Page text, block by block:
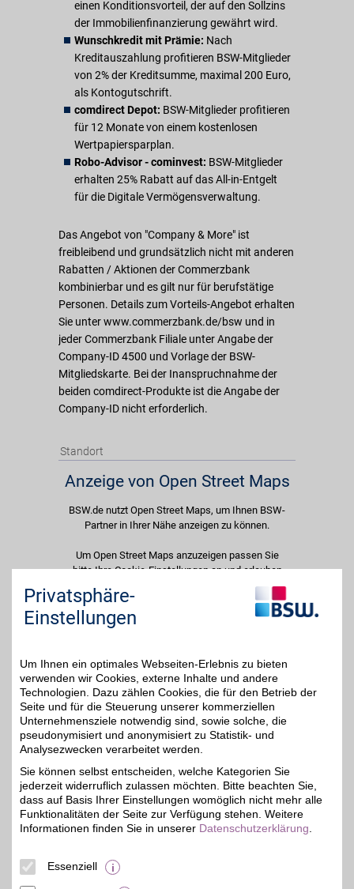
einen Konditionsvorteil, der auf den Sollzins
der Immobilienfinanzierung gewährt wird.
Wunschkredit mit Prämie: Nach
Kreditauszahlung profitieren BSW-Mitglieder
von 2% der Kreditsumme, maximal 200 Euro,
als Kontogutschrift.
comdirect Depot: BSW-Mitglieder profitieren
für 12 Monate von einem kostenlosen
Wertpapiersparplan.
Robo-Advisor - cominvest: BSW-Mitglieder
erhalten 25% Rabatt auf das All-in-Entgelt
für die Digitale Vermögensverwaltung.
Das Angebot von "Company & More" ist
freibleibend und grundsätzlich nicht mit anderen
Rabatten / Aktionen der Commerzbank
kombinierbar und es gilt nur für berufstätige
Personen. Details zum Vorteils-Angebot erhalten
Sie unter www.commerzbank.de/bsw und in
jeder Commerzbank Filiale unter Angabe der
Company-ID 4500 und Vorlage der BSW-
Mitgliedskarte. Bei der Inanspruchnahme der
beiden comdirect-Produkte ist die Angabe der
Company-ID nicht erforderlich.
Standort
Anzeige von Open Street Maps
BSW.de nutzt Open Street Maps, um Ihnen BSW-
Partner in Ihrer Nähe anzeigen zu können.
Um Open Street Maps anzuzeigen passen Sie
bitte Ihre Cookie-Einstellungen an und erlauben
Sie "Externe Inhalte". Diese Auswahl können Sie
jederzeit über die Cookie-Einstellungen im
unteren Seitenbereich ändern.
Adresse
Maternusstr. 8 - 10
50996 Köln
Filialen in der Nähe
Privatsphäre-
Einstellungen
Um Ihnen ein optimales Webseiten-Erlebnis zu bieten
verwenden wir Cookies, externe Inhalte und andere
Technologien. Dazu zählen Cookies, die für den Betrieb der
Seite und für die Steuerung unserer kommerziellen
Unternehmensziele notwendig sind, sowie solche, die
pseudonymisiert und anonymisiert zu Statistik- und
Analysezwecken verarbeitet werden.
Sie können selbst entscheiden, welche Kategorien Sie
jederzeit widerruflich zulassen möchten. Bitte beachten Sie,
dass auf Basis Ihrer Einstellungen womöglich nicht mehr alle
Funktionalitäten der Seite zur Verfügung stehen. Weitere
Informationen finden Sie in unserer Datenschutzerklärung
Essenziell